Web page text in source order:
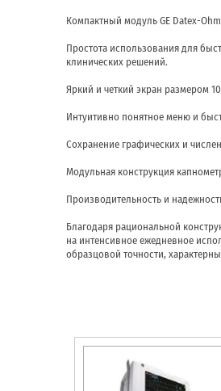
Компактный модуль GE Datex-
Простота использования для
клинических решений.
Яркий и четкий экран размером
Интуитивно понятное меню и
Сохранение графических и
Модульная конструкция
Производительность и
Благодаря рациональной
на интенсивное ежедневное
образцовой точности,